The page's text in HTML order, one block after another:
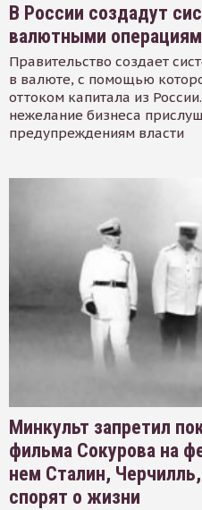
В России создадут
валютными
Правительство создает
в валюте, с помощью
оттоком капитала из
нежелание бизнеса
предупреждениям власти
Минкульт запретил
фильма Сокурова на
нем Сталин,
спорят о жизни